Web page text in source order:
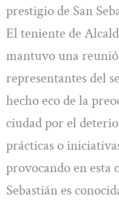
prestigio de San
El teniente de
mantuvo una
representantes del
hecho eco de la
ciudad por el
prácticas o
provocando en esta
Sebastián es